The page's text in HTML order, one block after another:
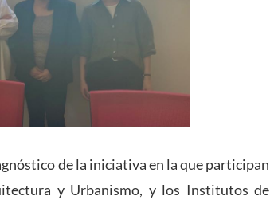
de la iniciativa en la que participan
y Urbanismo, y los Institutos de